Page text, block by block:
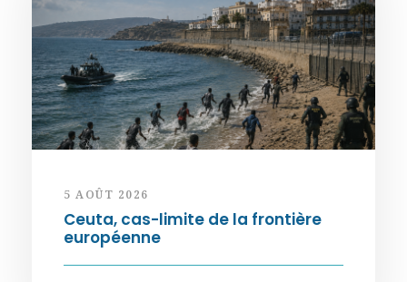
5 AOÛT 2026
Ceuta, cas-limite de la frontière
européenne